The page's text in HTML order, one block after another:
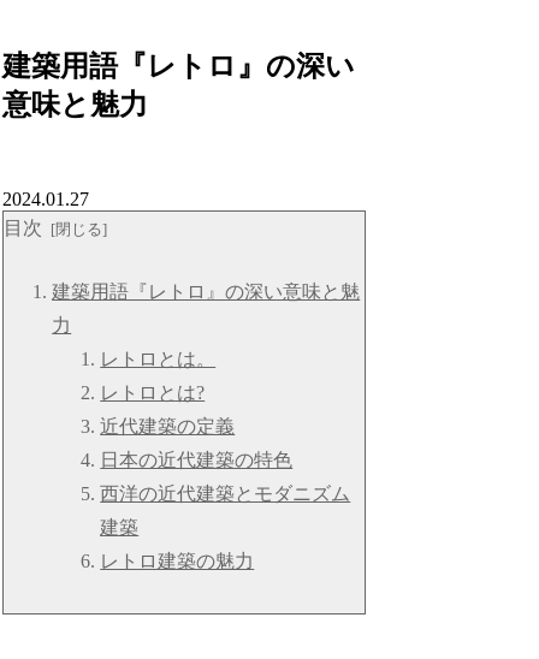
建築用語『レトロ』の深い
意味と魅力
2024.01.27
目次
建築用語『レトロ』の深い意味と魅
力
レトロとは。
レトロとは?
近代建築の定義
日本の近代建築の特色
西洋の近代建築とモダニズム
建築
レトロ建築の魅力